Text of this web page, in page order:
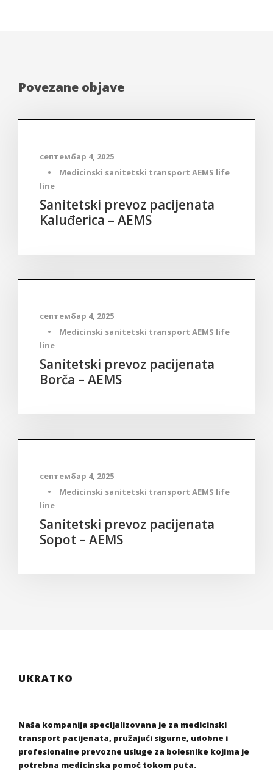
Povezane objave
септембар 4, 2025
•
Medicinski sanitetski transport AEMS life
line
Sanitetski prevoz pacijenata
Kaluđerica – AEMS
септембар 4, 2025
•
Medicinski sanitetski transport AEMS life
line
Sanitetski prevoz pacijenata
Borča – AEMS
септембар 4, 2025
•
Medicinski sanitetski transport AEMS life
line
Sanitetski prevoz pacijenata
Sopot – AEMS
UKRATKO
Naša kompanija specijalizovana je za medicinski
transport pacijenata, pružajući sigurne, udobne i
profesionalne prevozne usluge za bolesnike kojima je
potrebna medicinska pomoć tokom puta.